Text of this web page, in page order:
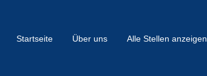
Startseite Über uns Alle Stellen anzeigen